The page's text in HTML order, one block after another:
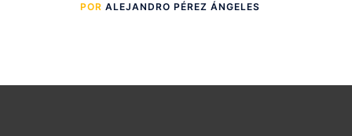
POR ALEJANDRO PÉREZ ÁNGELES